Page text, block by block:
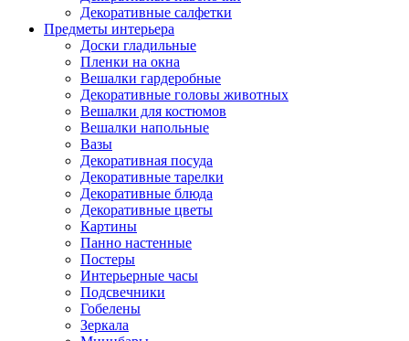
Декоративные салфетки
Предметы интерьера
Доски гладильные
Пленки на окна
Вешалки гардеробные
Декоративные головы животных
Вешалки для костюмов
Вешалки напольные
Вазы
Декоративная посуда
Декоративные тарелки
Декоративные блюда
Декоративные цветы
Картины
Панно настенные
Постеры
Интерьерные часы
Подсвечники
Гобелены
Зеркала